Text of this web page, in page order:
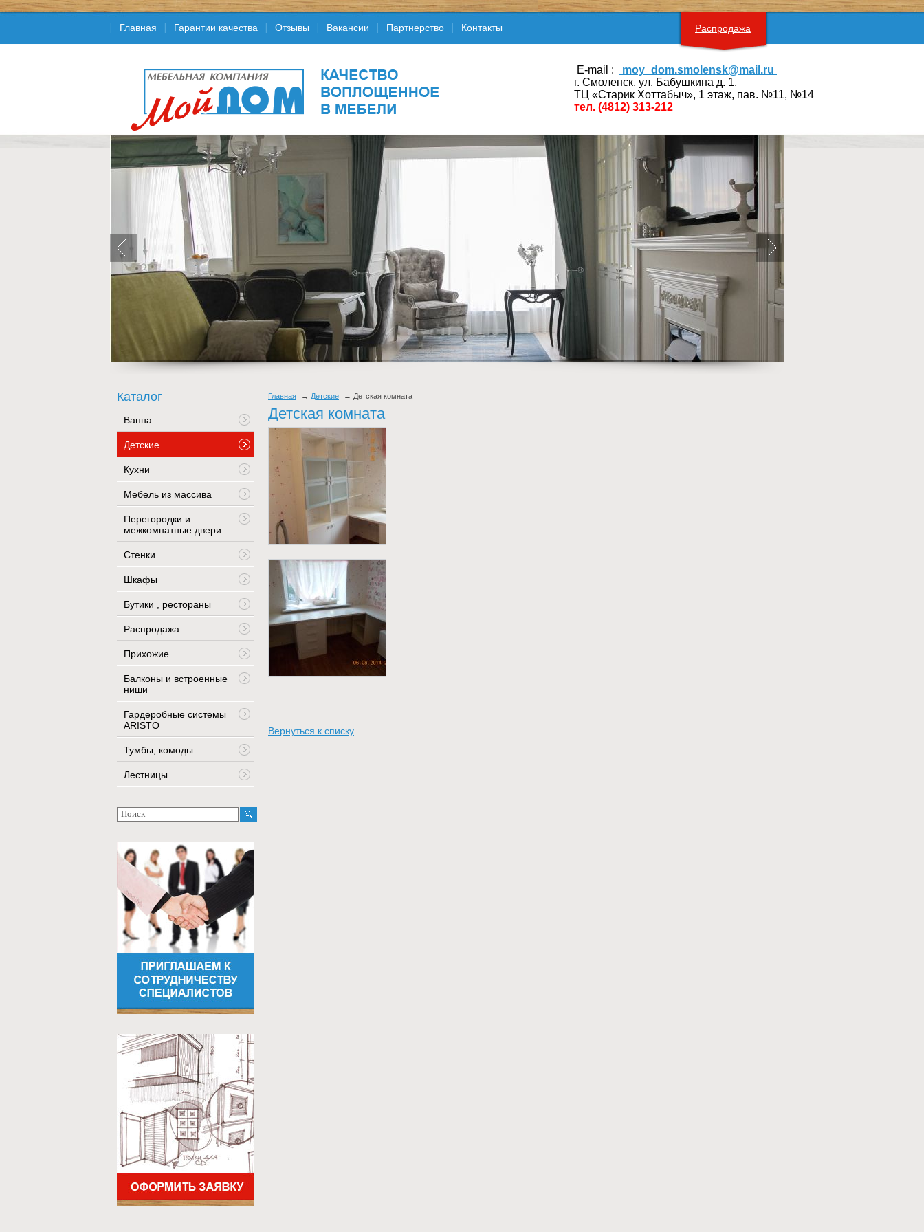
Главная Гарантии качества Отзывы Вакансии Партнерство Контакты Распродажа
E-mail :
moy_dom.smolensk@mail.ru
г. Смоленск, ул. Бабушкина д. 1,
ТЦ «Старик Хоттабыч», 1 этаж, пав. №11, №14
тел. (4812) 313-212
Главная Детские Детская комната
Детская комната
Вернуться к списку
Каталог
Ванна
Детские
Кухни
Мебель из массива
Перегородки и
межкомнатные двери
Стенки
Шкафы
Бутики , рестораны
Распродажа
Прихожие
Балконы и встроенные
ниши
Гардеробные системы
ARISTO
Тумбы, комоды
Лестницы